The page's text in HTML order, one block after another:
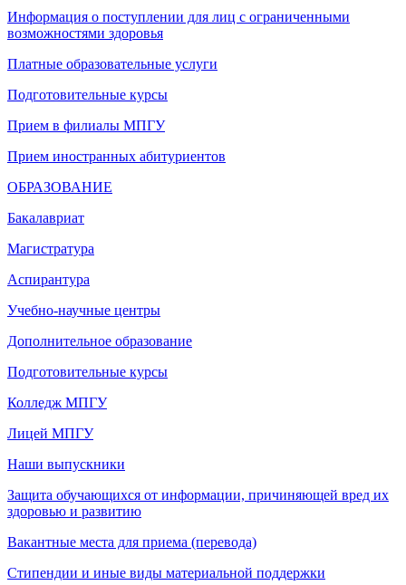
Информация о поступлении для лиц с ограниченными
возможностями здоровья
Платные образовательные услуги
Подготовительные курсы
Прием в филиалы МПГУ
Прием иностранных абитуриентов
ОБРАЗОВАНИЕ
Бакалавриат
Магистратура
Аспирантура
Учебно-научные центры
Дополнительное образование
Подготовительные курсы
Колледж МПГУ
Лицей МПГУ
Наши выпускники
Защита обучающихся от информации, причиняющей вред их
здоровью и развитию
Вакантные места для приема (перевода)
Стипендии и иные виды материальной поддержки